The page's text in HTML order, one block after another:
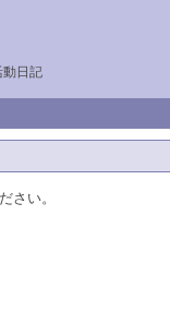
日記
さい。